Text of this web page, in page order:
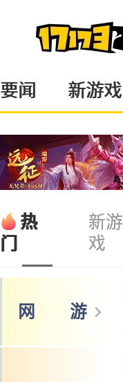
要闻 新游戏
热
门
新游
戏
网 游